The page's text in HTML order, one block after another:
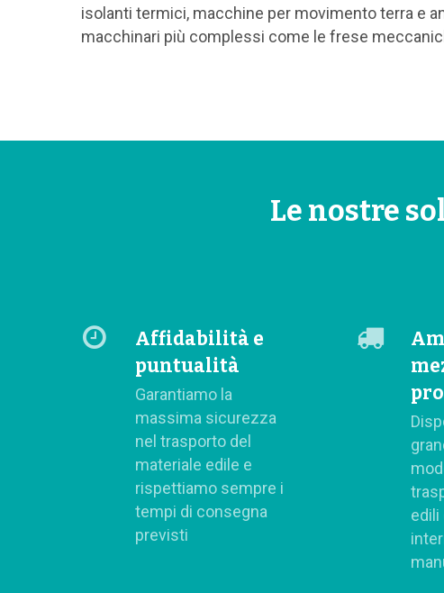
Hit enter to search or ESC to close
isolanti termici, macchine per movimento terra e
macchinari più complessi come le frese
Le nostre
Affidabilità e
puntualità
Garantiamo la
massima sicurezza
nel trasporto del
materiale edile e
rispettiamo sempre i
tempi di consegna
previsti
edili